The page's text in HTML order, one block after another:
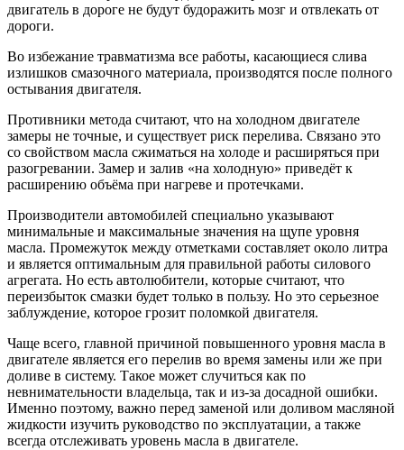
двигатель в дороге не будут будоражить мозг и отвлекать от
дороги.
Во избежание травматизма все работы, касающиеся слива
излишков смазочного материала, производятся после полного
остывания двигателя.
Противники метода считают, что на холодном двигателе
замеры не точные, и существует риск перелива. Связано это
со свойством масла сжиматься на холоде и расширяться при
разогревании. Замер и залив «на холодную» приведёт к
расширению объёма при нагреве и протечками.
Производители автомобилей специально указывают
минимальные и максимальные значения на щупе уровня
масла. Промежуток между отметками составляет около литра
и является оптимальным для правильной работы силового
агрегата. Но есть автолюбители, которые считают, что
переизбыток смазки будет только в пользу. Но это серьезное
заблуждение, которое грозит поломкой двигателя.
Чаще всего, главной причиной повышенного уровня масла в
двигателе является его перелив во время замены или же при
доливе в систему. Такое может случиться как по
невнимательности владельца, так и из-за досадной ошибки.
Именно поэтому, важно перед заменой или доливом масляной
жидкости изучить руководство по эксплуатации, а также
всегда отслеживать уровень масла в двигателе.